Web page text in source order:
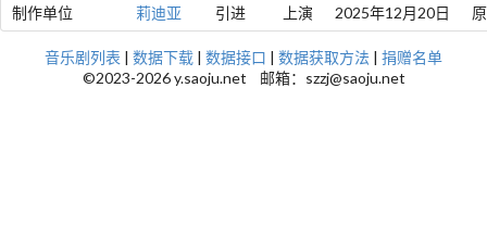
制作单位
莉迪亚 引进 上演 2025年12月20日
音乐剧列表 | 数据下载 | 数据接口 | 数据获取方法 | 捐赠名单
©2023-2026 y.saoju.net 邮箱：szzj@saoju.net